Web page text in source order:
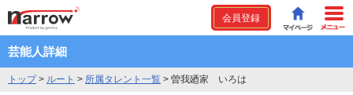
会員登録
芸能人詳細
トップ> ルート > 所属タレント一覧 > 曽我廼家 いろは